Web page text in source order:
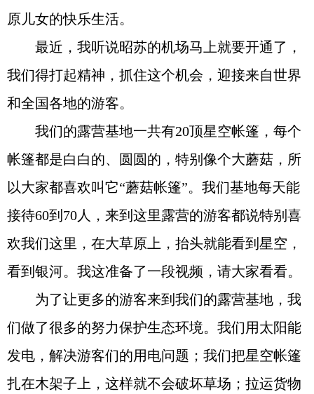
原儿女的快乐生活。
最近，我听说昭苏的机场马上就要开通了，
我们得打起精神，抓住这个机会，迎接来自世界
和全国各地的游客。
我们的露营基地一共有20顶星空帐篷，每个
帐篷都是白白的、圆圆的，特别像个大蘑菇，所
以大家都喜欢叫它“蘑菇帐篷”。我们基地每天能
接待60到70人，来到这里露营的游客都说特别喜
欢我们这里，在大草原上，抬头就能看到星空，
看到银河。我这准备了一段视频，请大家看看。
为了让更多的游客来到我们的露营基地，我
们做了很多的努力保护生态环境。我们用太阳能
发电，解决游客们的用电问题；我们把星空帐篷
扎在木架子上，这样就不会破坏草场；拉运货物